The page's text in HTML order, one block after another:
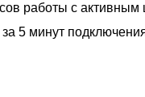
работы с
5 минут